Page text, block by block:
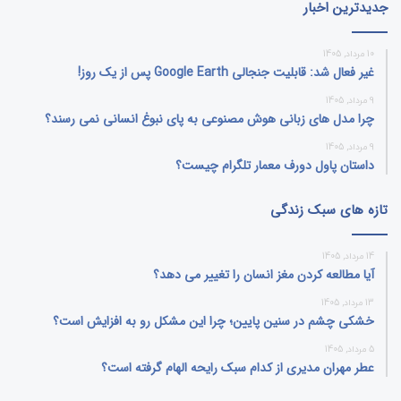
جدیدترین اخبار
10 مرداد, 1405
غیر فعال شد: قابلیت جنجالی Google Earth پس از یک روز!
9 مرداد, 1405
چرا مدل‌ های زبانی هوش مصنوعی به پای نبوغ انسانی نمی‌ رسند؟
9 مرداد, 1405
داستان پاول دورف معمار تلگرام چیست؟
تازه های سبک زندگی
14 مرداد, 1405
آیا مطالعه کردن مغز انسان را تغییر می‌ دهد؟
13 مرداد, 1405
خشکی چشم در سنین پایین؛ چرا این مشکل رو به افزایش است؟
5 مرداد, 1405
عطر مهران مدیری از کدام سبک رایحه الهام گرفته است؟